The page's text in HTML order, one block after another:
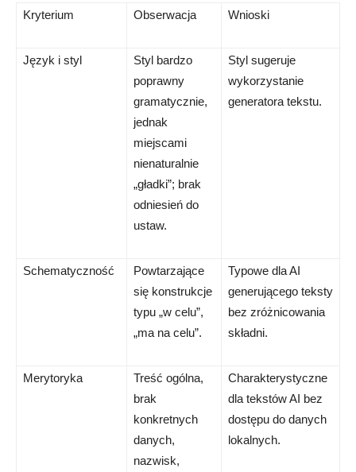
Kryterium Obserwacja Wnioski
Język i styl
Styl bardzo
poprawny
gramatycznie,
jednak
miejscami
nienaturalnie
„gładki”; brak
odniesień do
ustaw.
Styl sugeruje
wykorzystanie
generatora tekstu.
Schematyczność
Powtarzające
się konstrukcje
typu „w celu”,
„ma na celu”.
Typowe dla AI
generującego teksty
bez zróżnicowania
składni.
Merytoryka
Treść ogólna,
brak
konkretnych
danych,
nazwisk,
Charakterystyczne
dla tekstów AI bez
dostępu do danych
lokalnych.